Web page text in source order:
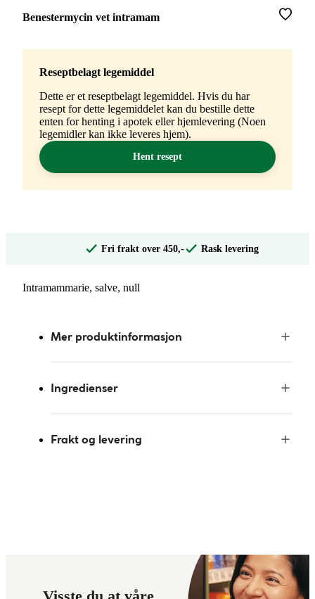
Merke:
Benestermycin vet intramam
Reseptbelagt legemiddel
Dette er et reseptbelagt legemiddel. Hvis du har
resept for dette legemiddelet kan du bestille dette
enten for henting i apotek eller hjemlevering (Noen
legemidler kan ikke leveres hjem).
Hent resept
Fri frakt over 450,- Rask levering
Intramammarie, salve, null
Mer produktinformasjon
Ingredienser
Frakt og levering